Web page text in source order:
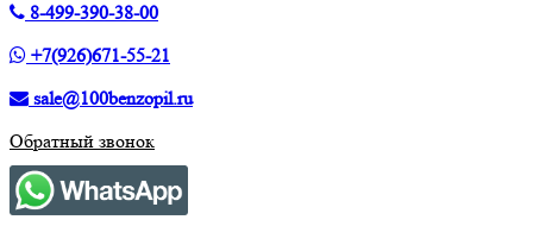
8-499-390-38-00
+7(926)671-55-21
sale@100benzopil.ru
Обратный звонок